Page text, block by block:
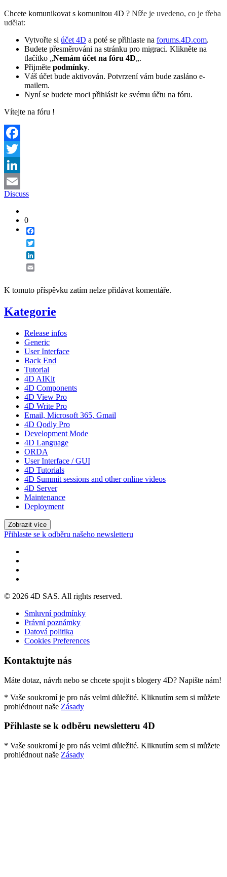
Chcete komunikovat s komunitou 4D ? Níže je uvedeno, co je třeba
udělat:
Vytvořte si účet 4D a poté se přihlaste na forums.4D.com.
Budete přesměrováni na stránku pro migraci. Klikněte na
tlačítko „Nemám účet na fóru 4D„.
Přijměte podmínky.
Váš účet bude aktivován. Potvrzení vám bude zasláno e-
mailem.
Nyní se budete moci přihlásit ke svému účtu na fóru.
Vítejte na fóru !
Facebook
Twitter
LinkedIn
Email
Discuss
0
K tomuto příspěvku zatím nelze přidávat komentáře.
Kategorie
Release infos
Generic
User Interface
Back End
Tutorial
4D AIKit
4D Components
4D View Pro
4D Write Pro
Email, Microsoft 365, Gmail
4D Qodly Pro
Development Mode
4D Language
ORDA
User Interface / GUI
4D Tutorials
4D Summit sessions and other online videos
4D Server
Maintenance
Deployment
Zobrazit více
Přihlaste se k odběru našeho newsletteru
© 2026 4D SAS. All rights reserved.
Smluvní podmínky
Právní poznámky
Datová politika
Cookies Preferences
Kontaktujte nás
Máte dotaz, návrh nebo se chcete spojit s blogery 4D? Napište nám!
* Vaše soukromí je pro nás velmi důležité. Kliknutím sem si můžete
prohlédnout naše Zásady
Přihlaste se k odběru newsletteru 4D
* Vaše soukromí je pro nás velmi důležité. Kliknutím sem si můžete
prohlédnout naše Zásady